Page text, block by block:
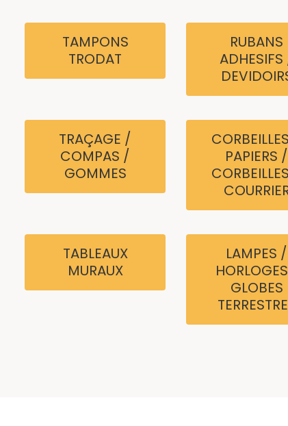
TAMPONS
TRODAT
RUBANS
TRAÇAGE /
COMPAS /
GOMMES
PAPIERS /
TABLEAUX
MURAUX
LAMPES /
GLOBES